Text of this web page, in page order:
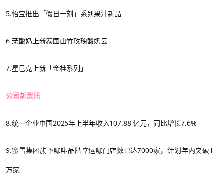
5.怡宝推出「假日一刻」系列果汁新品
6.茉酸奶上新泰国山竹玫瑰酸奶云
7.星巴克上新「金桂系列」
公司新资讯
8.统一企业中国2025年上半年收入107.88 亿元，同比增长7.6%
9.蜜雪集团旗下咖啡品牌幸运咖门店数已达7000家，计划年内突破1
万家